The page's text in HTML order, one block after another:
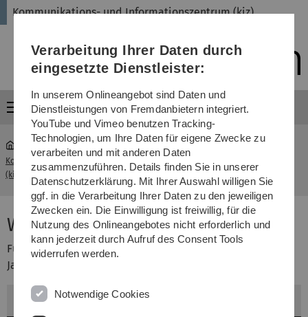
Direkt
Direkt
Direkt
(Sprache,
Drucken,
Media)
Direkt
Direkt
Kommunikations- und Informationszentrum (kiz)
Menü
Kommunikations- und Informationszentrum
(kiz)
...
WLAN-Gastzugang
Für den Zugang zum nun freien WLAN
Januar 2018 kein Gastaccount mehr nötig.
Kommunikations- und Informationszentrum (kiz)
Verarbeitung Ihrer Daten durch
eingesetzte Dienstleister:
In unserem Onlineangebot sind Daten und
Dienstleistungen von Fremdanbietern integriert.
YouTube und Vimeo benutzen Tracking-
Technologien, um Ihre Daten für eigene Zwecke zu
verarbeiten und mit anderen Daten
zusammenzuführen. Details finden Sie in unserer
Datenschutzerklärung. Mit Ihrer Auswahl willigen Sie
ggf. in die Verarbeitung Ihrer Daten zu den jeweiligen
Zwecken ein. Die Einwilligung ist freiwillig, für die
Nutzung des Onlineangebotes nicht erforderlich und
kann jederzeit durch Aufruf des Consent Tools
widerrufen werden.
Notwendige Cookies